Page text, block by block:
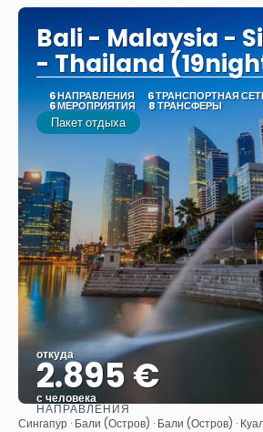
Bali - Malaysia -
- Thailand
6 НАПРАВЛЕНИЯ 6 ТРАНСПОРТНАЯ
6 МЕРОПРИЯТИЯ 8 ТРАНСФЕРЫ
Пакет отдыха
откуда
2.895 €
с человека
Видеть
НАПРАВЛЕНИЯ
Сингапур · Бали (Остров) · Бали (Остров) ·